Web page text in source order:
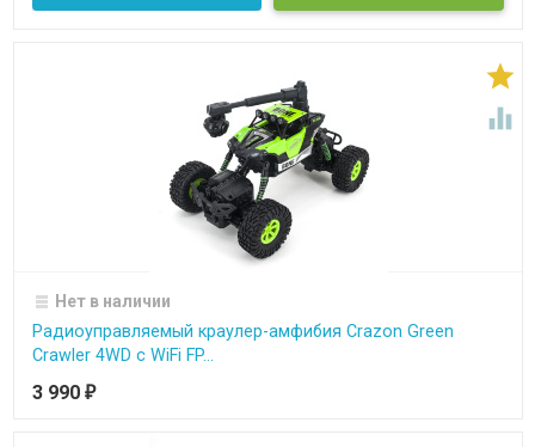


Нет в наличии
Радиоуправляемый краулер-амфибия Crazon Green
Crawler 4WD c WiFi FP...
3 990 ₽